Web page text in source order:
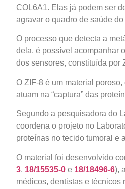
COL6A1. Elas já podem ser
agravar o quadro de saúde
O processo que detecta a
dela, é possível acompanhar
dos sensores, constituída por
O ZIF-8 é um material
atuam na “captura” das
Segundo a pesquisadora do
coordena o projeto no
proteínas no tecido tumoral e
O material foi desenvolvido
3, 18/15535-0 e 18/18496-6),
médicos, dentistas e técnicos